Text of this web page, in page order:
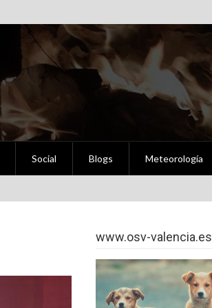
Social Blogs Meteorología
www.osv-valencia.es